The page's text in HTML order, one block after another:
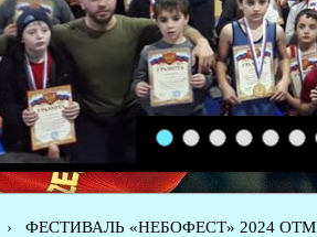
1 2 3 4 5 6
› ФЕСТИВАЛЬ «НЕБОФЕСТ» 2024